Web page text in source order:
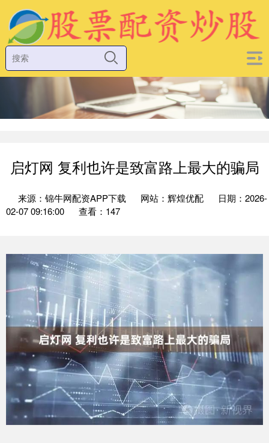
启灯网 复利也许是致富路上最大的骗局
来源：锦牛网配资APP下载 网站：辉煌优配
日期：2026-
02-07 09:16:00
查看：147